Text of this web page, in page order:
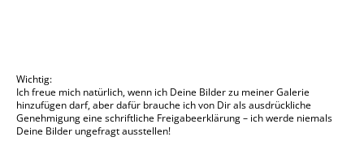
Wichtig:
Ich freue mich natürlich, wenn ich Deine Bilder zu meiner Galerie
hinzufügen darf, aber dafür brauche ich von Dir als ausdrückliche
Genehmigung eine schriftliche Freigabeerklärung – ich werde niemals
Deine Bilder ungefragt ausstellen!